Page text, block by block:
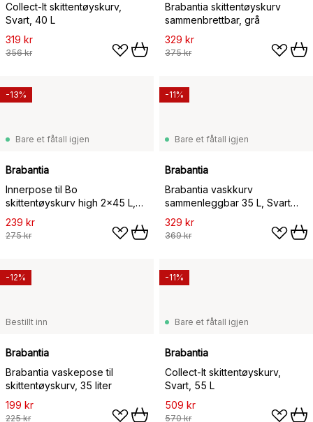
Collect-It skittentøyskurv,
Svart, 40 L
319 kr
356 kr
Brabantia skittentøyskurv
sammenbrettbar, grå
329 kr
375 kr
Bare et fåtall igjen
Brabantia
Innerpose til Bo
skittentøyskurv high 2x45 L,
Grå
239 kr
275 kr
-13%
Bare et fåtall igjen
Brabantia
Brabantia vaskkurv
sammenleggbar 35 L, Svart
pepper
329 kr
369 kr
-11%
Bestillt inn
Brabantia
Brabantia vaskepose til
skittentøyskurv, 35 liter
199 kr
225 kr
-12%
Bare et fåtall igjen
Brabantia
Collect-It skittentøyskurv,
Svart, 55 L
509 kr
570 kr
-11%